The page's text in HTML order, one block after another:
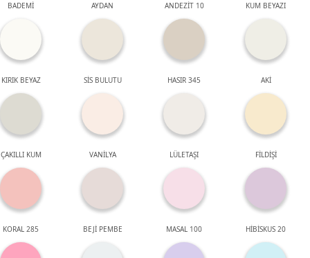
BADEMİ AYDAN ANDEZİT 10 KUM BEYAZI
KIRIK BEYAZ SİS BULUTU HASIR 345 AKİ
ÇAKILLI KUM VANİLYA LÜLETAŞI FİLDİŞİ
KORAL 285 BEJİ PEMBE MASAL 100 HİBİSKUS 20